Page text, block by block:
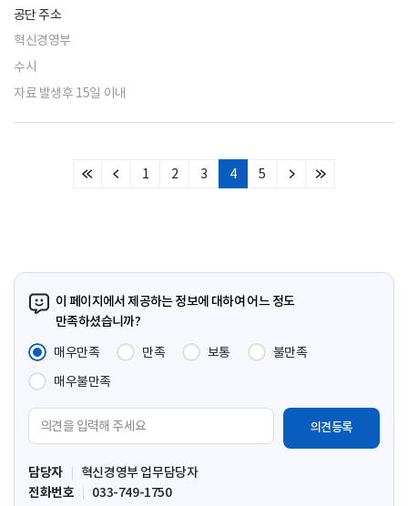
공단 주소
혁신경영부
수시
자료 발생후 15일 이내
처
이
1 2 3 4 5
다
마
이 페이지에서 제공하는 정보에 대하여 어느 정도
만족하셨습니까?
매우만족
만족 보통
불만족
매우불만족
견
입
력
담당자
혁신경영부 업무담당자
전화번호
033-749-1750